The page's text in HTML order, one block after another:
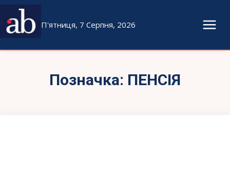
П'ятниця, 7 Серпня, 2026
Позначка: ПЕНСІЯ